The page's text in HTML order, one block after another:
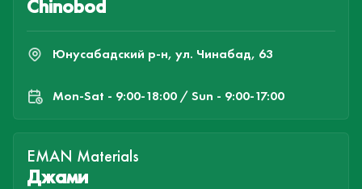
Chinobod
Юнусабадский р-н, ул. Чинабад, 63
Mon-Sat - 9:00-18:00 / Sun - 9:00-17:00
EMAN Materials
Джами